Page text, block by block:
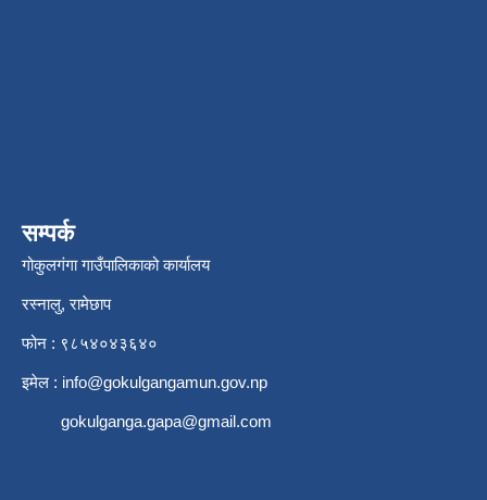
सम्पर्क
गोकुलगंगा गाउँपालिकाको कार्यालय
रस्नालु, रामेछाप
फोन : ९८५४०४३६४०
इमेल : info@gokulgangamun.gov.np
gokulganga.gapa@gmail.com